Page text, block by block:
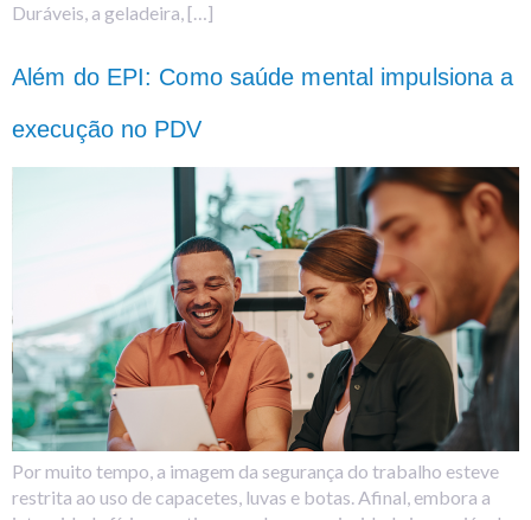
Duráveis, a geladeira, […]
Além do EPI: Como saúde mental impulsiona a
execução no PDV
Por muito tempo, a imagem da segurança do trabalho esteve
restrita ao uso de capacetes, luvas e botas. Afinal, embora a